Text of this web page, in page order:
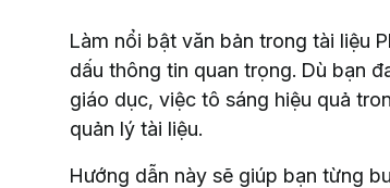
Làm nổi bật văn bản trong tài liệu
dấu thông tin quan trọng. Dù bạn
giáo dục, việc tô sáng hiệu quả
quản lý tài liệu.
Hướng dẫn này sẽ giúp bạn từng